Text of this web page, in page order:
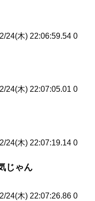
24(木) 22:06:59.54 0
24(木) 22:07:05.01 0
24(木) 22:07:19.14 0
じゃん
24(木) 22:07:26.86 0